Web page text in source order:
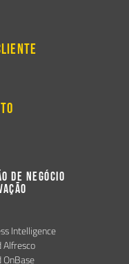
de Negócio
Intelligence
Alfresco